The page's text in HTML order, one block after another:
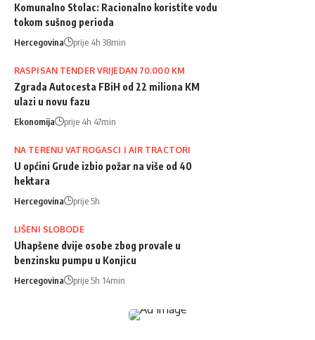
Komunalno Stolac: Racionalno koristite vodu
tokom sušnog perioda
Hercegovina prije 4h 38min
RASPISAN TENDER VRIJEDAN 70.000 KM
Zgrada Autocesta FBiH od 22 miliona KM
ulazi u novu fazu
Ekonomija prije 4h 47min
NA TERENU VATROGASCI I AIR TRACTORI
U općini Grude izbio požar na više od 40
hektara
Hercegovina prije 5h
LIŠENI SLOBODE
Uhapšene dvije osobe zbog provale u
benzinsku pumpu u Konjicu
Hercegovina prije 5h 14min